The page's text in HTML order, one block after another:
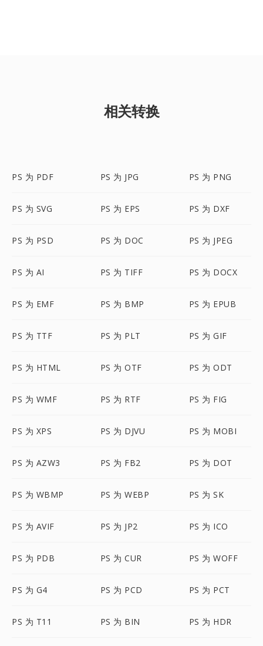
相关转换
PS 为 PDF PS 为 JPG PS 为 PNG
PS 为 SVG PS 为 EPS PS 为 DXF
PS 为 PSD PS 为 DOC PS 为 JPEG
PS 为 AI PS 为 TIFF PS 为 DOCX
PS 为 EMF PS 为 BMP PS 为 EPUB
PS 为 TTF PS 为 PLT PS 为 GIF
PS 为 HTML PS 为 OTF PS 为 ODT
PS 为 WMF PS 为 RTF PS 为 FIG
PS 为 XPS PS 为 DJVU PS 为 MOBI
PS 为 AZW3 PS 为 FB2 PS 为 DOT
PS 为 WBMP PS 为 WEBP PS 为 SK
PS 为 AVIF PS 为 JP2 PS 为 ICO
PS 为 PDB PS 为 CUR PS 为 WOFF
PS 为 G4 PS 为 PCD PS 为 PCT
PS 为 T11 PS 为 BIN PS 为 HDR